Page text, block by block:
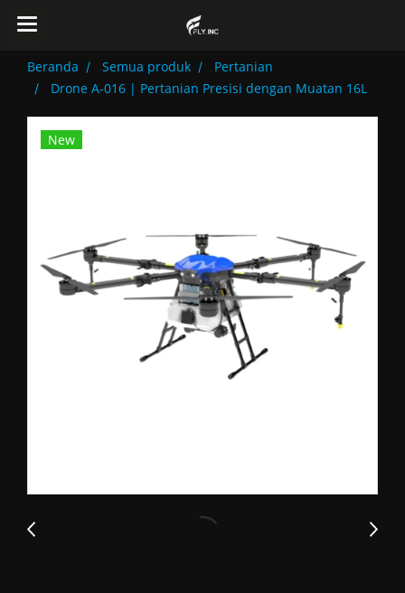
Beranda Semua produk
Pertanian
Drone A‑016 | Pertanian Presisi dengan Muatan 16L
New